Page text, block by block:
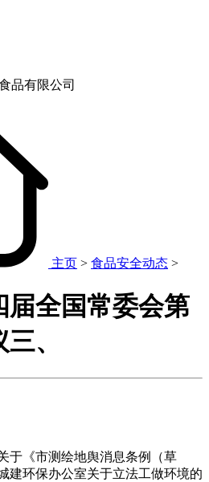
主页 > 食品安全动态 >
届全国常委会第
、
《市测绘地舆消息条例（草
建环保办公室关于立法工做环境的